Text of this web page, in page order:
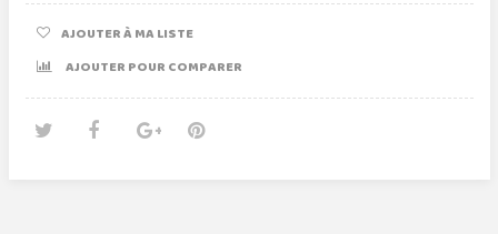
AJOUTER À MA LISTE
AJOUTER POUR COMPARER